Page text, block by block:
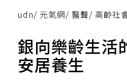
udn/ 元氣網/ 醫聲/ 高齡社
銀向樂齡生活
安居養生